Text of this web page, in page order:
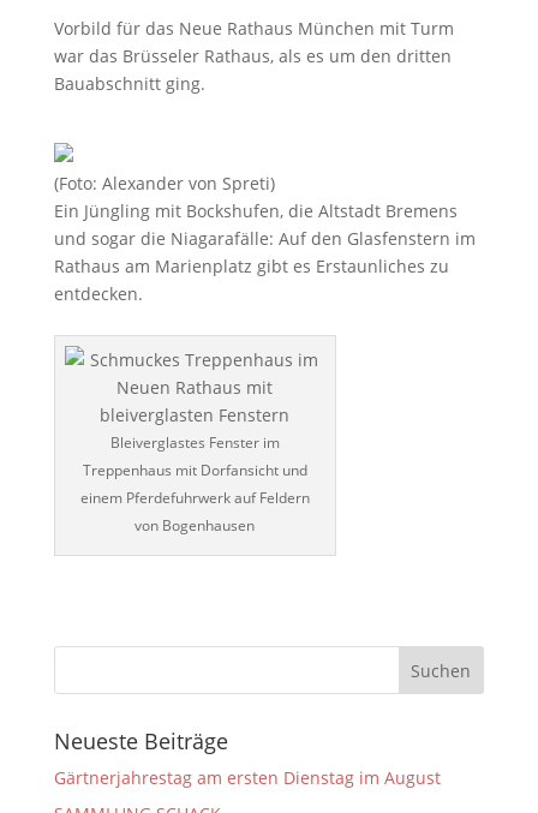
Vorbild für das Neue Rathaus München mit Turm
war das Brüsseler Rathaus, als es um den dritten
Bauabschnitt ging.
(Foto: Alexander von Spreti)
Ein Jüngling mit Bockshufen, die Altstadt Bremens
und sogar die Niagarafälle: Auf den Glasfenstern im
Rathaus am Marienplatz gibt es Erstaunliches zu
entdecken.
Bleiverglastes Fenster im
Treppenhaus mit Dorfansicht und
einem Pferdefuhrwerk auf Feldern
von Bogenhausen
Neueste Beiträge
Gärtnerjahrestag am ersten Dienstag im August